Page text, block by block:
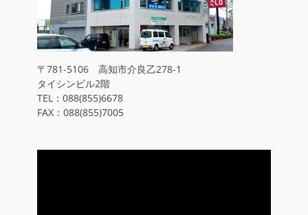
〒781-5106 高知市介良乙278-1
タイシンビル2階
TEL：088(855)6678
FAX：088(855)7005